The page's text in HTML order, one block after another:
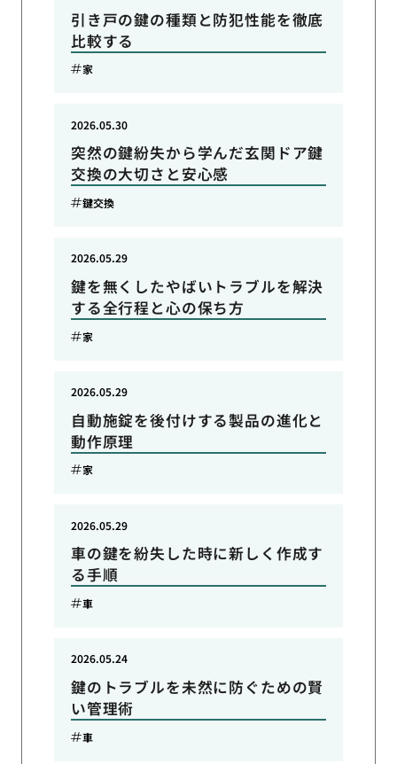
引き戸の鍵の種類と防犯性能を徹底
比較する
家
突然の鍵紛失から学んだ玄関ドア鍵
交換の大切さと安心感
2026.05.30
鍵交換
鍵を無くしたやばいトラブルを解決
する全行程と心の保ち方
2026.05.29
家
自動施錠を後付けする製品の進化と
動作原理
2026.05.29
家
車の鍵を紛失した時に新しく作成す
る手順
2026.05.29
車
鍵のトラブルを未然に防ぐための賢
い管理術
2026.05.24
車